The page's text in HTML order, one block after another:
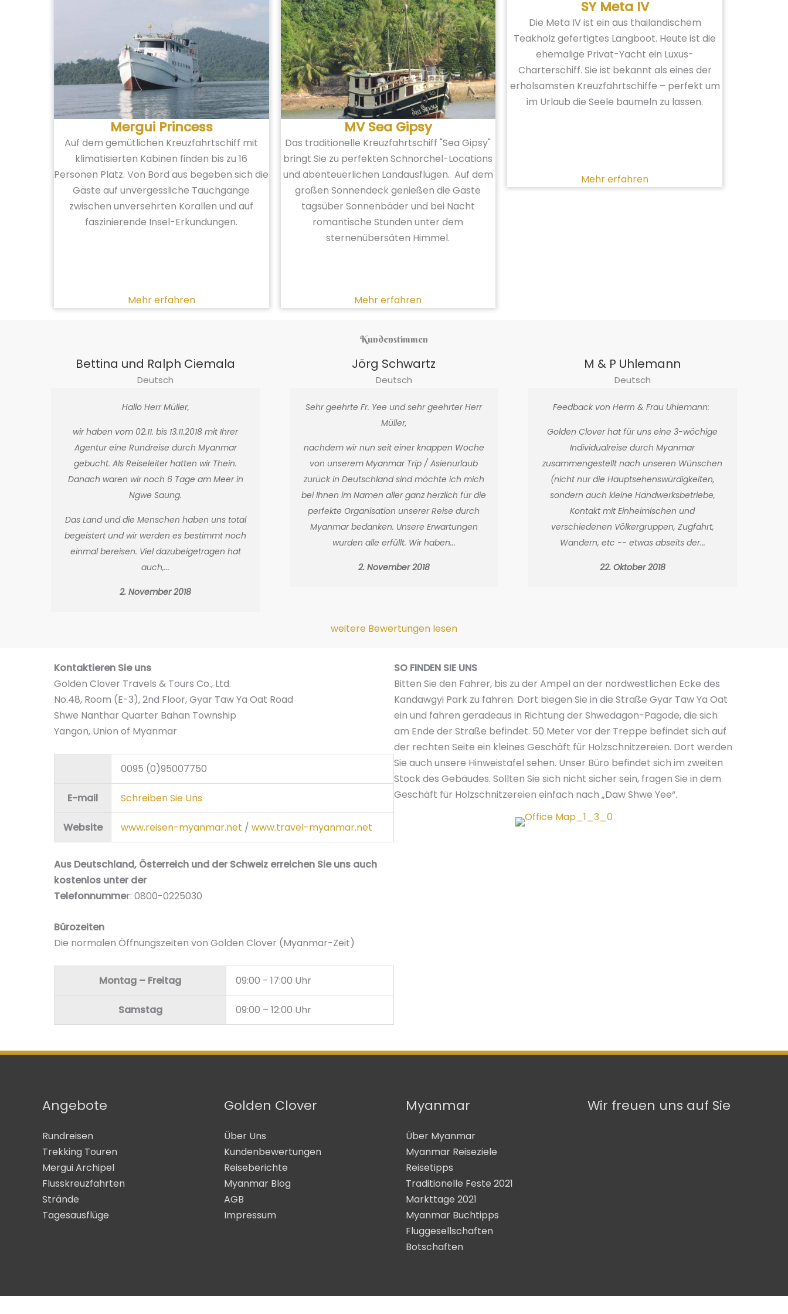
Mergui Princess
Auf dem gemütlichen Kreuzfahrtschiff mit
klimatisierten Kabinen finden bis zu 16
Personen Platz. Von Bord aus begeben sich die
Gäste auf unvergessliche Tauchgänge
zwischen unversehrten Korallen und auf
faszinierende Insel-Erkundungen.
Mehr erfahren
MV Sea Gipsy
Das traditionelle Kreuzfahrtschiff "Sea Gipsy"
bringt Sie zu perfekten Schnorchel-Locations
und abenteuerlichen Landausflügen. Auf dem
großen Sonnendeck genießen die Gäste
tagsüber Sonnenbäder und bei Nacht
romantische Stunden unter dem
sternenübersäten Himmel.
Mehr erfahren
SY Meta IV
Die Meta IV ist ein aus thailändischem
Teakholz gefertigtes Langboot. Heute ist die
ehemalige Privat-Yacht ein Luxus-
Charterschiff. Sie ist bekannt als eines der
erholsamsten Kreuzfahrtschiffe – perfekt um
im Urlaub die Seele baumeln zu lassen.
Mehr erfahren
Kundenstimmen
Bettina und Ralph Ciemala
Deutsch
Hallo Herr Müller,
wir haben vom 02.11. bis 13.11.2018 mit Ihrer
Agentur eine Rundreise durch Myanmar
gebucht. Als Reiseleiter hatten wir Thein.
Danach waren wir noch 6 Tage am Meer in
Ngwe Saung.
Das Land und die Menschen haben uns total
begeistert und wir werden es bestimmt noch
einmal bereisen. Viel dazubeigetragen hat
auch,...
2. November 2018
Jörg Schwartz
Deutsch
Sehr geehrte Fr. Yee und sehr geehrter Herr
Müller,
nachdem wir nun seit einer knappen Woche
von unserem Myanmar Trip / Asienurlaub
zurück in Deutschland sind möchte ich mich
bei Ihnen im Namen aller ganz herzlich für die
perfekte Organisation unserer Reise durch
Myanmar bedanken. Unsere Erwartungen
wurden alle erfüllt. Wir haben...
2. November 2018
M & P Uhlemann
Deutsch
Feedback von Herrn & Frau Uhlemann:
Golden Clover hat für uns eine 3-wöchige
Individualreise durch Myanmar
zusammengestellt nach unseren Wünschen
(nicht nur die Hauptsehenswürdigkeiten,
sondern auch kleine Handwerksbetriebe,
Kontakt mit Einheimischen und
verschiedenen Völkergruppen, Zugfahrt,
Wandern, etc -- etwas abseits der...
22. Oktober 2018
weitere Bewertungen lesen
Kontaktieren Sie uns
Golden Clover Travels & Tours Co., Ltd.
No.48, Room (E-3), 2nd Floor, Gyar Taw Ya Oat Road
Shwe Nanthar Quarter Bahan Township
Yangon, Union of Myanmar
0095 (0)95007750
E-mail Schreiben Sie Uns
Website www.reisen-myanmar.net / www.travel-myanmar.net
Aus Deutschland, Österreich und der Schweiz erreichen Sie uns auch
kostenlos unter der
Telefonnummer: 0800-0225030
Bürozeiten
Die normalen Öffnungszeiten von Golden Clover (Myanmar-Zeit)
Montag – Freitag 09:00 - 17:00 Uhr
Samstag 09:00 – 12:00 Uhr
SO FINDEN SIE UNS
Bitten Sie den Fahrer, bis zu der Ampel an der nordwestlichen Ecke des
Kandawgyi Park zu fahren. Dort biegen Sie in die Straße Gyar Taw Ya Oat
ein und fahren geradeaus in Richtung der Shwedagon-Pagode, die sich
am Ende der Straße befindet. 50 Meter vor der Treppe befindet sich auf
der rechten Seite ein kleines Geschäft für Holzschnitzereien. Dort werden
Sie auch unsere Hinweistafel sehen. Unser Büro befindet sich im zweiten
Stock des Gebäudes. Sollten Sie sich nicht sicher sein, fragen Sie in dem
Geschäft für Holzschnitzereien einfach nach „Daw Shwe Yee“.
Angebote
Rundreisen
Trekking Touren
Mergui Archipel
Flusskreuzfahrten
Strände
Tagesausflüge
Golden Clover
Über Uns
Kundenbewertungen
Reiseberichte
Myanmar Blog
AGB
Impressum
Myanmar
Über Myanmar
Myanmar Reiseziele
Reisetipps
Traditionelle Feste 2021
Markttage 2021
Myanmar Buchtipps
Fluggesellschaften
Botschaften
Wir freuen uns auf Sie